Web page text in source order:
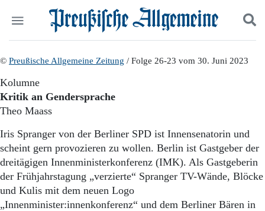
Politik
Panorama
Geschichte
Ostpreußen
Pommern
Berlin-Brandenburg
Schlesien
Danzig und Westpreußen
Suchen und finden
© Preußische Allgemeine Zeitung / Folge 26-23 vom 30. Juni 2023
Kolumne
Kritik an Gendersprache
Theo Maass
Iris Spranger von der Berliner SPD ist Innensenatorin und
scheint gern provozieren zu wollen. Berlin ist Gastgeber der
dreitägigen Innenministerkonferenz (IMK). Als Gastgeberin
der Frühjahrstagung „verzierte“ Spranger TV-Wände, Blöcke
und Kulis mit dem neuen Logo
„Innenminister:innenkonferenz“ und dem Berliner Bären in